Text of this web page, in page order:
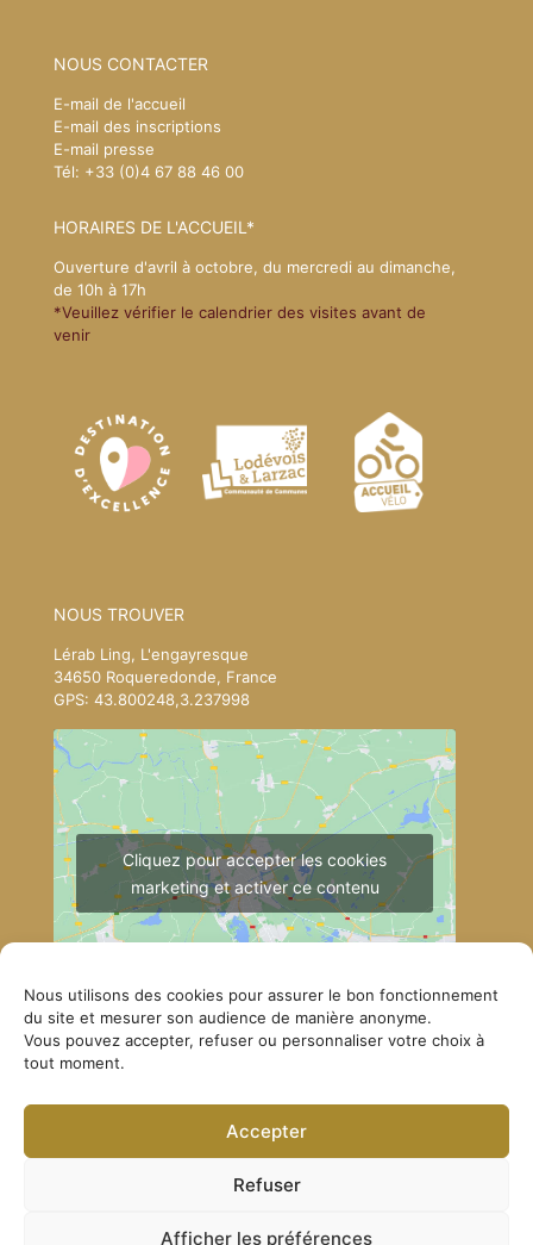
Nous utilisons des cookies pour assurer le bon fonctionnement
du site et mesurer son audience de manière anonyme.
Vous pouvez accepter, refuser ou personnaliser votre choix à
tout moment.
Accepter
Refuser
Afficher les préférences
NOUS CONTACTER
E-mail de l'accueil
E-mail des inscriptions
E-mail presse
Tél: +33 (0)4 67 88 46 00
HORAIRES DE L'ACCUEIL*
Ouverture d'avril à octobre, du mercredi au dimanche,
de 10h à 17h
*Veuillez vérifier le calendrier des visites avant de
venir
NOUS TROUVER
Lérab Ling, L'engayresque
34650 Roqueredonde, France
GPS: 43.800248,3.237998
Cliquez pour accepter les cookies
marketing et activer ce contenu
© Lerab Ling – Site officiel. Tous droits réservés ·
Politique de confidentialité·Mentions légales